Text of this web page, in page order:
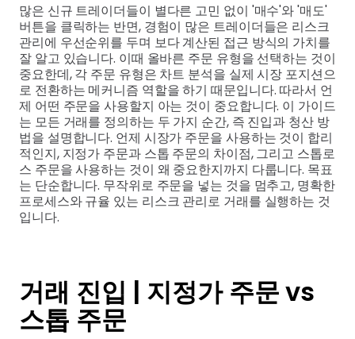
많은 신규 트레이더들이 별다른 고민 없이 '매수'와 '매도'
버튼을 클릭하는 반면, 경험이 많은 트레이더들은 리스크
관리에 우선순위를 두며 보다 계산된 접근 방식의 가치를
잘 알고 있습니다. 이때 올바른 주문 유형을 선택하는 것이
중요한데, 각 주문 유형은 차트 분석을 실제 시장 포지션으
로 전환하는 메커니즘 역할을 하기 때문입니다. 따라서 언
제 어떤 주문을 사용할지 아는 것이 중요합니다. 이 가이드
는 모든 거래를 정의하는 두 가지 순간, 즉 진입과 청산 방
법을 설명합니다. 언제 시장가 주문을 사용하는 것이 합리
적인지, 지정가 주문과 스톱 주문의 차이점, 그리고 스톱로
스 주문을 사용하는 것이 왜 중요한지까지 다룹니다. 목표
는 단순합니다. 무작위로 주문을 넣는 것을 멈추고, 명확한
프로세스와 규율 있는 리스크 관리로 거래를 실행하는 것
입니다.
거래 진입 | 지정가 주문 vs
스톱 주문